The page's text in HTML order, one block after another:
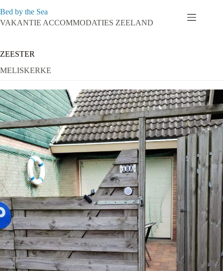
naar
de
Bed by the Sea
VAKANTIE ACCOMMODATIES ZEELAND
ZEESTER
MELISKERKE